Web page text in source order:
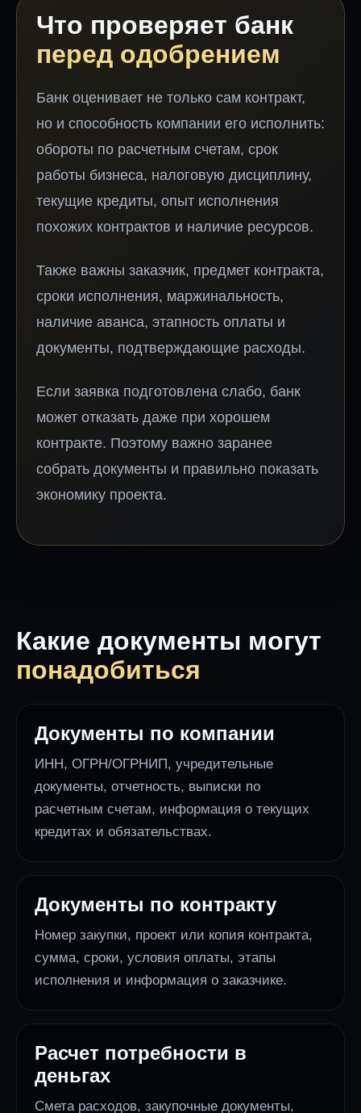
Что проверяет банк
перед одобрением
Банк оценивает не только сам контракт,
но и способность компании его исполнить:
обороты по расчетным счетам, срок
работы бизнеса, налоговую дисциплину,
текущие кредиты, опыт исполнения
похожих контрактов и наличие ресурсов.
Также важны заказчик, предмет контракта,
сроки исполнения, маржинальность,
наличие аванса, этапность оплаты и
документы, подтверждающие расходы.
Если заявка подготовлена слабо, банк
может отказать даже при хорошем
контракте. Поэтому важно заранее
собрать документы и правильно показать
экономику проекта.
Какие документы могут
понадобиться
Документы по компании
ИНН, ОГРН/ОГРНИП, учредительные
документы, отчетность, выписки по
расчетным счетам, информация о текущих
кредитах и обязательствах.
Документы по контракту
Номер закупки, проект или копия контракта,
сумма, сроки, условия оплаты, этапы
исполнения и информация о заказчике.
Расчет потребности в
деньгах
Смета расходов, закупочные документы,